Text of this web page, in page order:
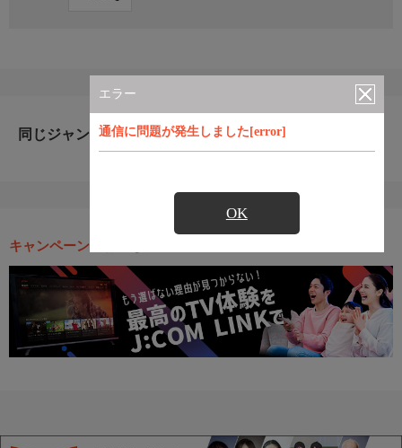
エラー
通信に問題が発生しました[error]
OK
同じジャンルのおすすめ番組
キャンペーン・お得な情報